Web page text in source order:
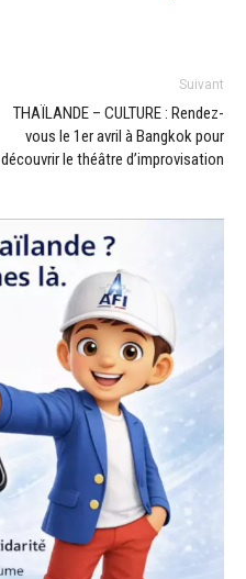
Suivant
THAÏLANDE – CULTURE : Rendez-
vous le 1er avril à Bangkok pour
découvrir le théâtre d’improvisation